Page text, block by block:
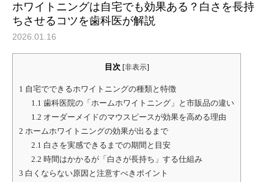
ホワイトニングは自宅でも効果ある？白さを長持
ちさせるコツを歯科医が解説
2026.01.16
目次 [非表示]
1 自宅でできるホワイトニングの種類と特徴
1.1 歯科医院の「ホームホワイトニング」と市販品の違い
1.2 オーダーメイドのマウスピースが効果を高める理由
2 ホームホワイトニングの効果が出るまで
2.1 白さを実感できるまでの期間と目安
2.2 時間はかかるが「白さが長持ち」する仕組み
3 白くならない原因と注意すべきポイント